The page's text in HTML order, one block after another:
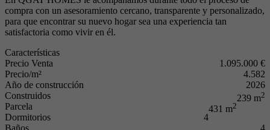
compra con un asesoramiento cercano, transparente y personalizado,
para que encontrar su nuevo hogar sea una experiencia tan
satisfactoria como vivir en él.
Características
Precio Venta
1.095.000 €
Precio/m²
4.582
Año de construcción
2026
Construidos
239 m2
Parcela 431 m2
Dormitorios
4